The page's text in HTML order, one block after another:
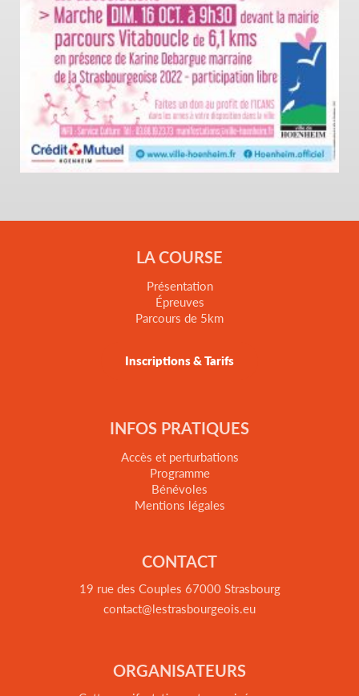
LA COURSE
Présentation
Épreuves
Parcours de 5km
Inscriptions & Tarifs
INFOS PRATIQUES
Accès et perturbations
Programme
Bénévoles
Mentions légales
CONTACT
19 rue des Couples 67000 Strasbourg
contact@lestrasbourgeois.eu
ORGANISATEURS